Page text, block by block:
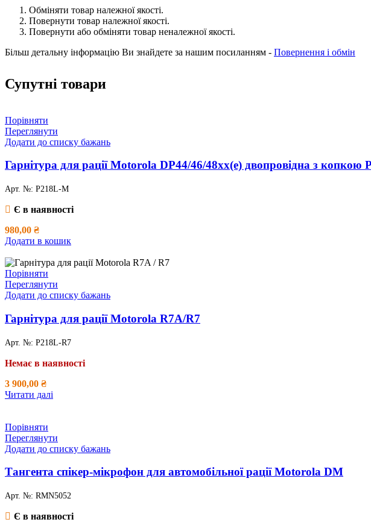
Обміняти товар належної якості.
Повернути товар належної якості.
Повернути або обміняти товар неналежної якості.
Більш детальну інформацію Ви знайдете за нашим посиланням - Повернення і обмін
Супутні товари
Порівняти
Переглянути
Додати до списку бажань
Гарнітура для рації Motorola DP44/46/48хх(e) двопровідна з копкою
Арт. №: P218L-M
Є в наявності
980,00 ₴
Додати в кошик
Порівняти
Переглянути
Додати до списку бажань
Гарнітура для рації Motorola R7A/R7
Арт. №: P218L-R7
Немає в наявності
3 900,00 ₴
Читати далі
Порівняти
Переглянути
Додати до списку бажань
Тангента спікер-мікрофон для автомобільної рації Motorola DM
Арт. №: RMN5052
Є в наявності